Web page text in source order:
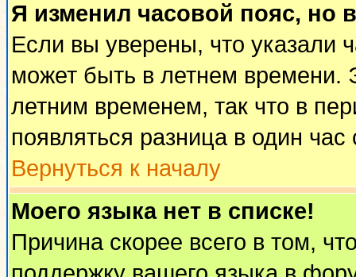
Я изменил часовой пояс, но
Если вы уверены, что указали
может быть в летнем времени.
летним временем, так что в
появляться разница в один
Вернуться к началу
Моего языка нет в списке!
Причина скорее всего в том,